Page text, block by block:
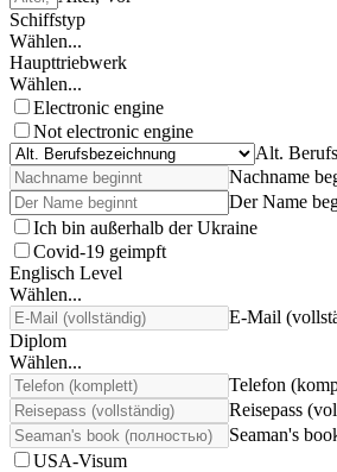
Schiffstyp
Wählen...
Haupttriebwerk
Wählen...
Electronic engine
Not electronic engine
Alt.
Nachname
Der Name
Ich bin außerhalb der Ukraine
Covid-19 geimpft
Englisch Level
Wählen...
E-Mail
Diplom
Wählen...
Telefon
Reisepass
Seaman's
USA-Visum